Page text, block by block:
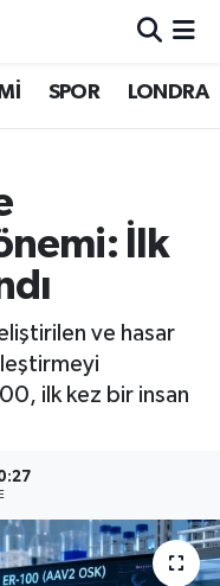
SPOR LONDRA
İlk
ve hasar
ilk kez bir insan